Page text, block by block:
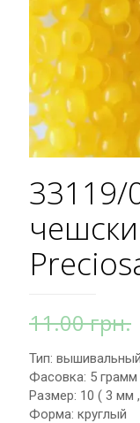
33119/
11.00грн.
Тип: вышивальный
Фасовка: 5 грамм
Размер: 10 ( 3 мм
Форма: круглый